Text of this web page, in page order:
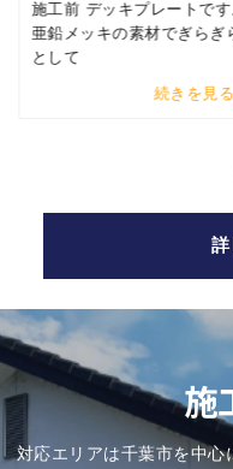
目がく
施
対応エリアは千葉市を中